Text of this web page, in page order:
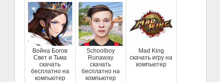
Война Богов
Свет и Тьма
скачать
бесплатно на
компьютер
Schoolboy
Runaway
скачать
бесплатно на
компьютер
Mad King
скачать игру на
компьютер